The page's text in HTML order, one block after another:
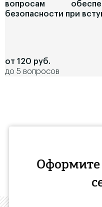
вопросам
безопасности при
от 120 руб.
до 5 вопросов
Оформите